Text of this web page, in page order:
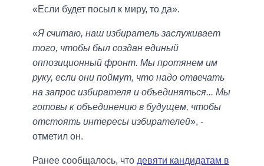
«Если будет посыл к миру, то да».
«Я считаю, наш избиратель заслуживает
того, чтобы был создан единый
оппозиционный фронт. Мы протянем им
руку, если они поймут, что надо отвечать
на запрос избирателя и объединяться... Мы
готовы к объединению в будущем, чтобы
отстоять интересы избирателей», -
отметил он.
Ранее сообщалось, что девяти кандидатам в